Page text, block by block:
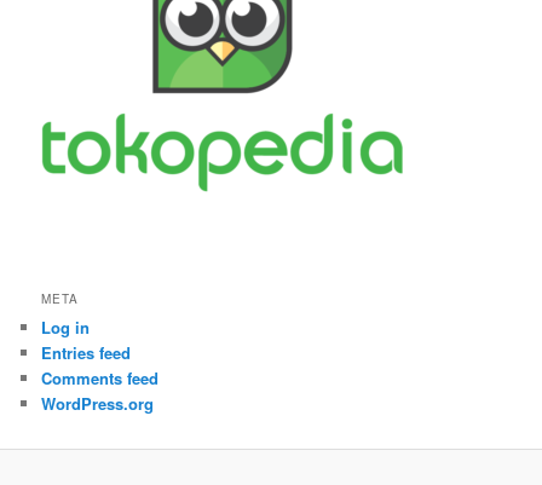
META
Log in
Entries feed
Comments feed
WordPress.org